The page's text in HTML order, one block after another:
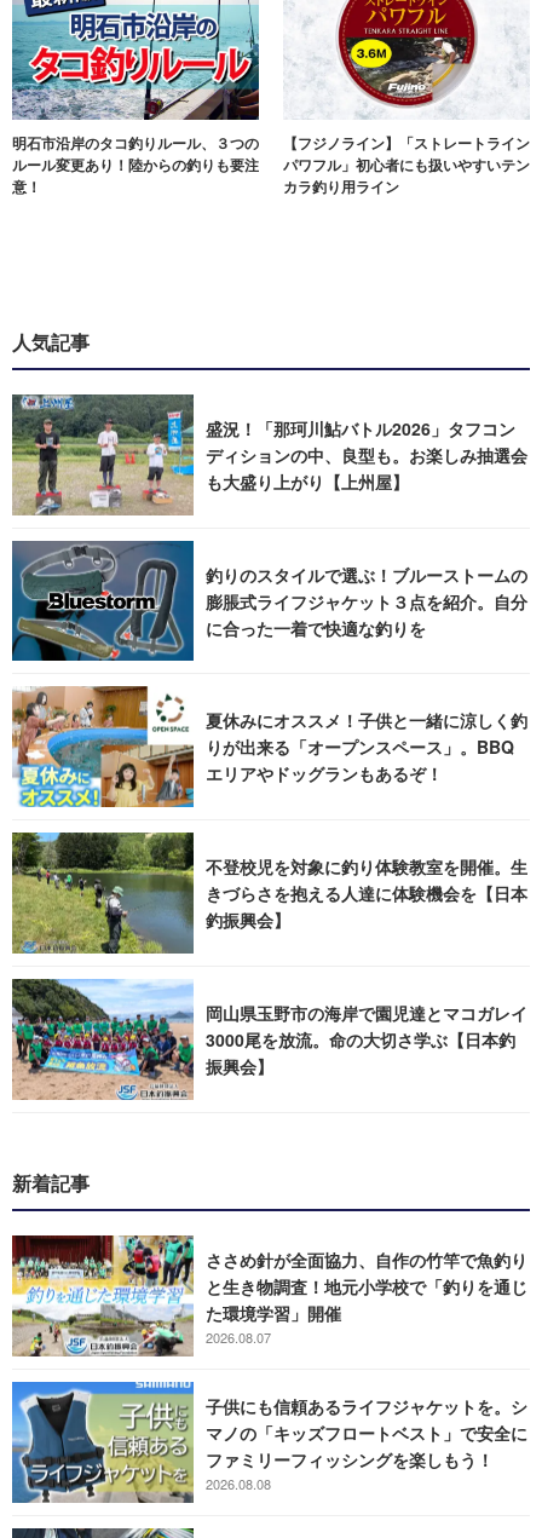
明石市沿岸のタコ釣りルール、３つの
ルール変更あり！陸からの釣りも要注
意！
【フジノライン】「ストレートライン
パワフル」初心者にも扱いやすいテン
カラ釣り用ライン
人気記事
盛況！「那珂川鮎バトル2026」タフコン
ディションの中、良型も。お楽しみ抽選会
も大盛り上がり【上州屋】
釣りのスタイルで選ぶ！ブルーストームの
膨脹式ライフジャケット３点を紹介。自分
に合った一着で快適な釣りを
夏休みにオススメ！子供と一緒に涼しく釣
りが出来る「オープンスペース」。BBQ
エリアやドッグランもあるぞ！
不登校児を対象に釣り体験教室を開催。生
きづらさを抱える人達に体験機会を【日本
釣振興会】
岡山県玉野市の海岸で園児達とマコガレイ
3000尾を放流。命の大切さ学ぶ【日本釣
振興会】
新着記事
ささめ針が全面協力、自作の竹竿で魚釣り
と生き物調査！地元小学校で「釣りを通じ
た環境学習」開催
2026.08.07
子供にも信頼あるライフジャケットを。シ
マノの「キッズフロートベスト」で安全に
ファミリーフィッシングを楽しもう！
2026.08.08